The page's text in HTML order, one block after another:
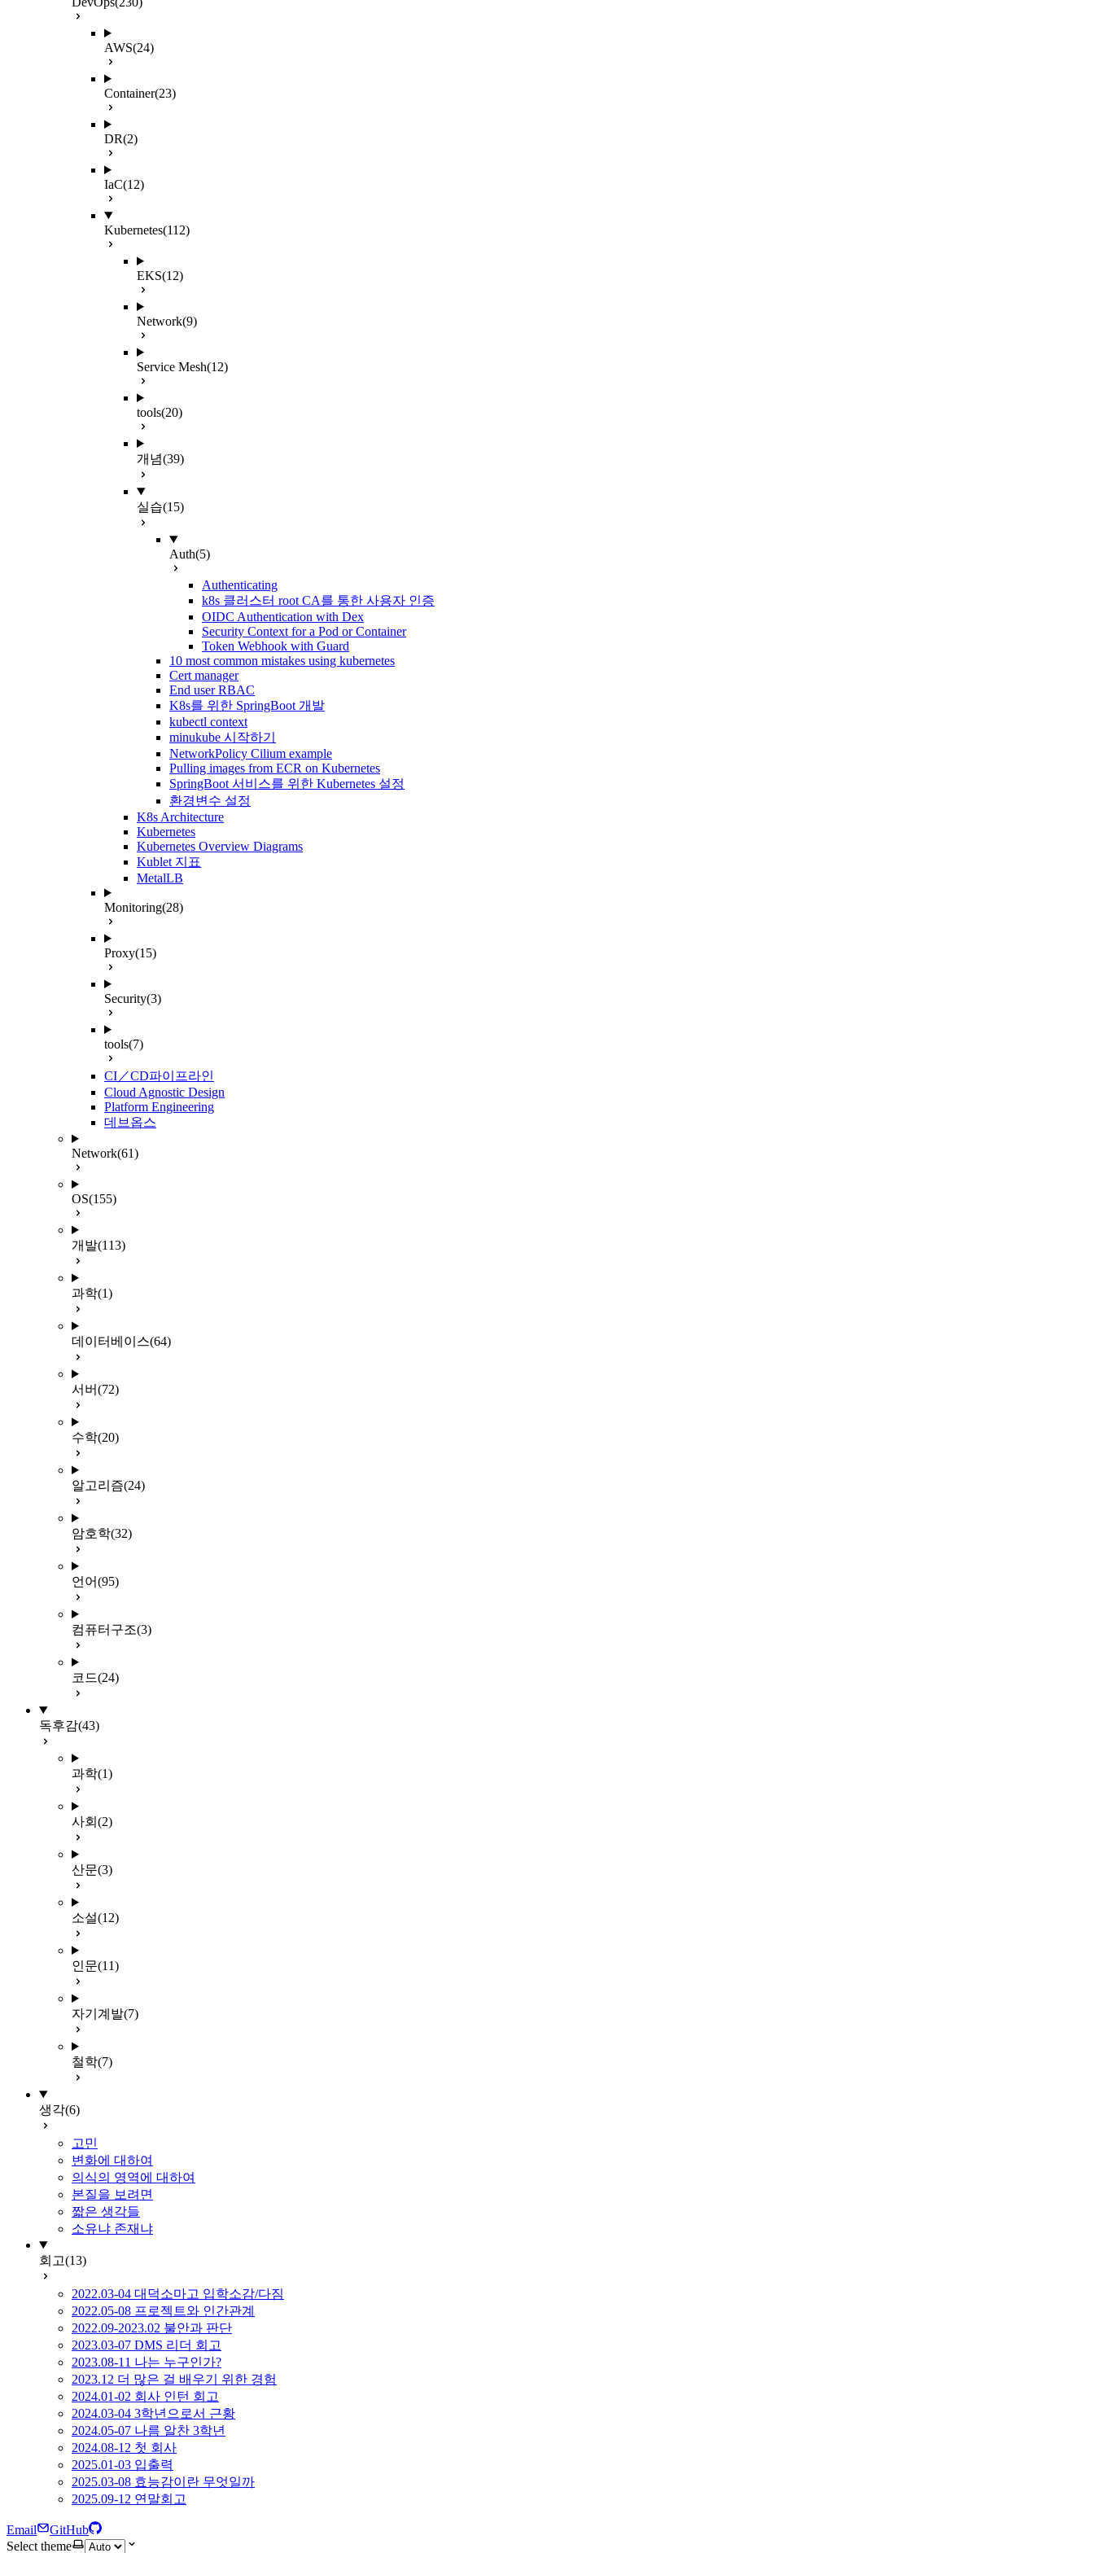
AWS(24)
Container(23)
DR(2)
IaC(12)
Kubernetes(112)
EKS(12)
Network(9)
Service Mesh(12)
tools(20)
개념(39)
실습(15)
Auth(5)
Authenticating
k8s 클러스터 root CA를 통한 사용자 인증
OIDC Authentication with Dex
Security Context for a Pod or Container
Token Webhook with Guard
10 most common mistakes using kubernetes
Cert manager
End user RBAC
K8s를 위한 SpringBoot 개발
kubectl context
minukube 시작하기
NetworkPolicy Cilium example
Pulling images from ECR on Kubernetes
SpringBoot 서비스를 위한 Kubernetes 설정
환경변수 설정
K8s Architecture
Kubernetes
Kubernetes Overview Diagrams
Kublet 지표
MetalLB
Monitoring(28)
Proxy(15)
Security(3)
tools(7)
CI／CD파이프라인
Cloud Agnostic Design
Platform Engineering
데브옵스
Network(61)
OS(155)
개발(113)
과학(1)
데이터베이스(64)
서버(72)
수학(20)
알고리즘(24)
암호학(32)
언어(95)
컴퓨터구조(3)
코드(24)
독후감(43)
과학(1)
사회 (2)
산문(3)
소설(12)
인문(11)
자기계발(7)
철학(7)
생각(6)
고민
변화에 대하여
의식의 영역에 대하여
본질을 보려면
짧은 생각들
소유냐 존재냐
회고(13)
2022.03-04 대덕소마고 입학소감/다짐
2022.05-08 프로젝트와 인간관계
2022.09-2023.02 불안과 판단
2023.03-07 DMS 리더 회고
2023.08-11 나는 누구인가?
2023.12 더 많은 걸 배우기 위한 경험
2024.01-02 회사 인턴 회고
2024.03-04 3학년으로서 근황
2024.05-07 나름 알찬 3학년
2024.08-12 첫 회사
2025.01-03 입출력
2025.03-08 효능감이란 무엇일까
2025.09-12 연말회고
Email
GitHub
Select theme